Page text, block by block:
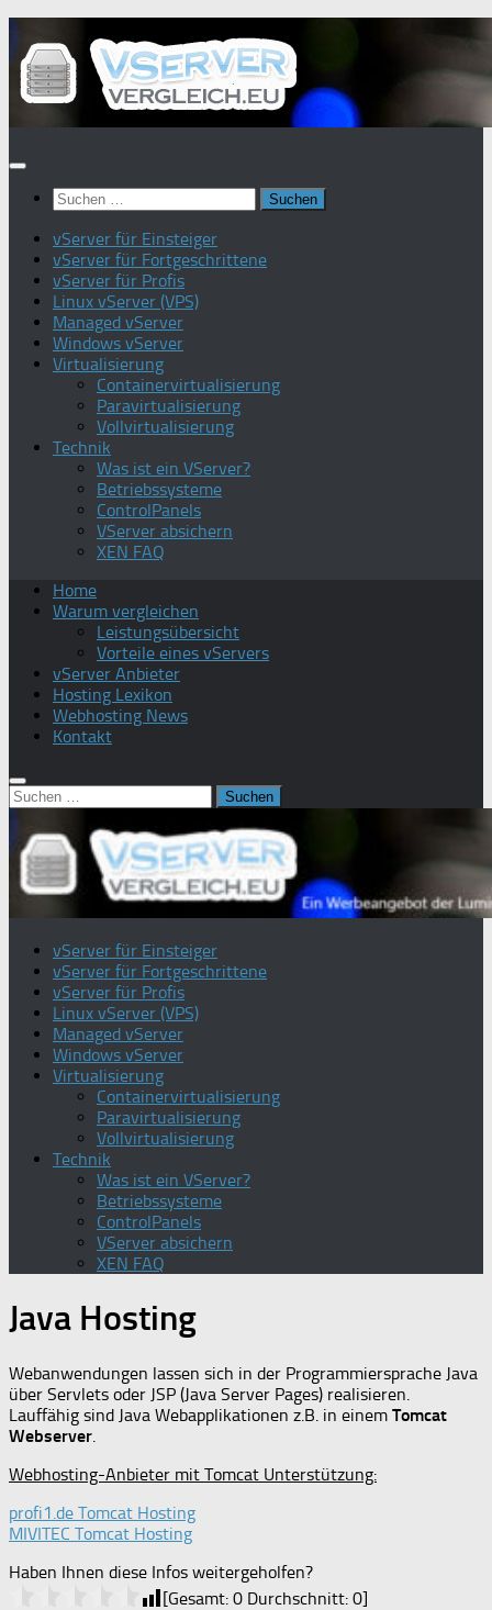
Inhalt
springen
Suchen
nach:
vServer für Einsteiger
vServer für Fortgeschrittene
vServer für Profis
Linux vServer (VPS)
Managed vServer
Windows vServer
Virtualisierung
Containervirtualisierung
Paravirtualisierung
Vollvirtualisierung
Technik
Was ist ein VServer?
Betriebssysteme
ControlPanels
VServer absichern
XEN FAQ
Home
Warum vergleichen
Leistungsübersicht
Vorteile eines vServers
vServer Anbieter
Hosting Lexikon
Webhosting News
Kontakt
Suchen
nach:
vServer für Einsteiger
vServer für Fortgeschrittene
vServer für Profis
Linux vServer (VPS)
Managed vServer
Windows vServer
Virtualisierung
Containervirtualisierung
Paravirtualisierung
Vollvirtualisierung
Technik
Was ist ein VServer?
Betriebssysteme
ControlPanels
VServer absichern
XEN FAQ
Java Hosting
Webanwendungen lassen sich in der Programmiersprache Java
über Servlets oder JSP (Java Server Pages) realisieren.
Lauffähig sind Java Webapplikationen z.B. in einem Tomcat
Webserver.
Webhosting-Anbieter mit Tomcat Unterstützung:
profi1.de Tomcat Hosting
MIVITEC Tomcat Hosting
Haben Ihnen diese Infos weitergeholfen?
[Gesamt: 0 Durchschnitt: 0]